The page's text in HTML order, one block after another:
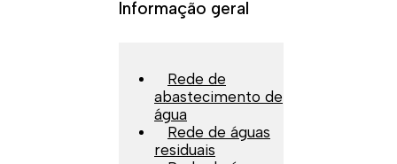
Informação geral
Rede de
abastecimento de
água
Rede de águas
residuais